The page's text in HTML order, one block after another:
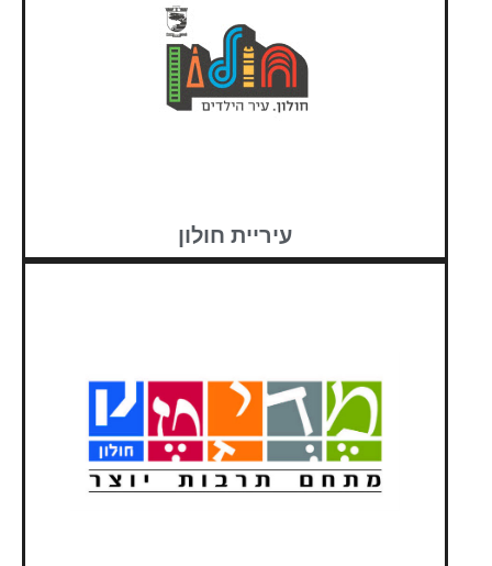
עיריית חולון